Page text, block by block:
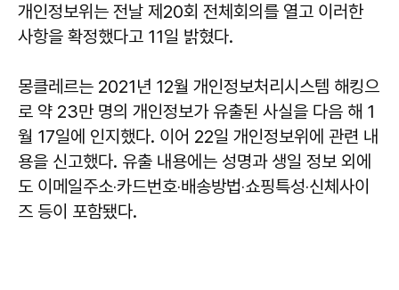
개인정보위는 전날 제20회 전체회의를 열고 이러한
사항을 확정했다고 11일 밝혔다.
몽클레르는 2021년 12월 개인정보처리시스템 해킹으
로 약 23만 명의 개인정보가 유출된 사실을 다음 해 1
월 17일에 인지했다. 이어 22일 개인정보위에 관련 내
용을 신고했다. 유출 내용에는 성명과 생일 정보 외에
도 이메일주소‧카드번호‧배송방법‧쇼핑특성‧신체사이
즈 등이 포함됐다.